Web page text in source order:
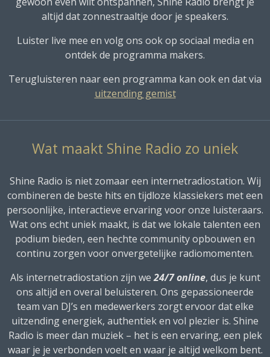
altijd dat zonnestraaltje door je speakers.
Luister live mee en volg ons ook op sociaal media en
ontdek de programma makers.
Terugluisteren naar een programma kan ook en dat via
uitzending gemist
Wat maakt Shine Radio zo uniek
Shine Radio is niet zomaar een internetradiostation. Wij
combineren de beste hits en tijdloze klassiekers met een
persoonlijke, interactieve ervaring voor onze luisteraars.
Wat ons echt uniek maakt, is dat we lokale talenten een
podium bieden, een hechte community opbouwen en
continu zorgen voor onvergetelijke radiomomenten.
Als internetradiostation zijn we24/7 online, dus je kunt
ons altijd en overal beluisteren. Ons gepassioneerde
team van DJ’s en medewerkers zorgt ervoor dat elke
uitzending energiek, authentiek en vol plezier is. Shine
Radio is meer dan muziek – het is een ervaring, een plek
waar je je verbonden voelt en waar je altijd welkom bent.